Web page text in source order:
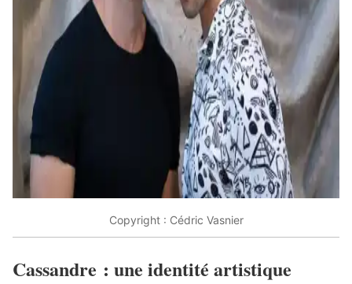
Copyright : Cédric Vasnier
Cassandre : une identité artistique